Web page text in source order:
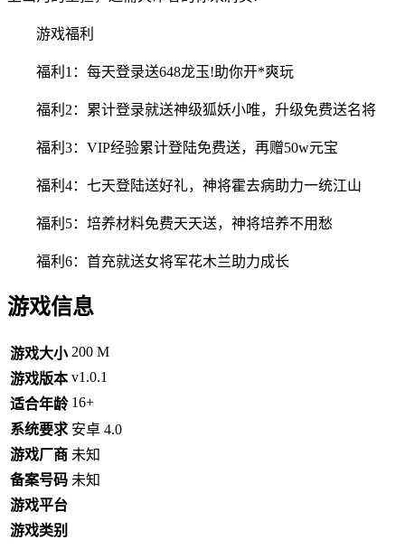
游戏福利
福利1：每天登录送648龙玉!助你开*爽玩
福利2：累计登录就送神级狐妖小唯，升级免费送名将
福利3：VIP经验累计登陆免费送，再赠50w元宝
福利4：七天登陆送好礼，神将霍去病助力一统江山
福利5：培养材料免费天天送，神将培养不用愁
福利6：首充就送女将军花木兰助力成长
游戏信息
游戏大小 200 M
游戏版本 v1.0.1
适合年龄 16+
系统要求 安卓 4.0
游戏厂商 未知
备案号码 未知
游戏平台
游戏类别